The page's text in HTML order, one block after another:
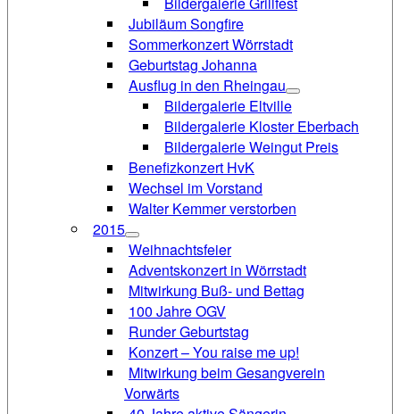
Jubiläum Songfire
Sommerkonzert Wörrstadt
Geburtstag Johanna
Ausflug in den Rheingau
Bildergalerie Eltville
Bildergalerie Kloster Eberbach
Bildergalerie Weingut Preis
Benefizkonzert HvK
Wechsel im Vorstand
Walter Kemmer verstorben
2015
Weihnachtsfeier
Adventskonzert in Wörrstadt
Mitwirkung Buß- und Bettag
100 Jahre OGV
Runder Geburtstag
Konzert – You raise me up!
Mitwirkung beim Gesangverein
Vorwärts